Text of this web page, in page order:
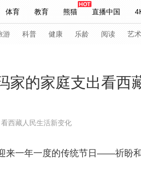
体育 教育 熊猫 直播中国
妙语 热解读 天天学习
持人 下载央视影音
游 科普 健康 乐龄 阅读 艺术
道 VR/AR 4K专区 全景新闻
家的家庭支出看西
西藏人民生活新变化
年一度的传统节日——祈盼和